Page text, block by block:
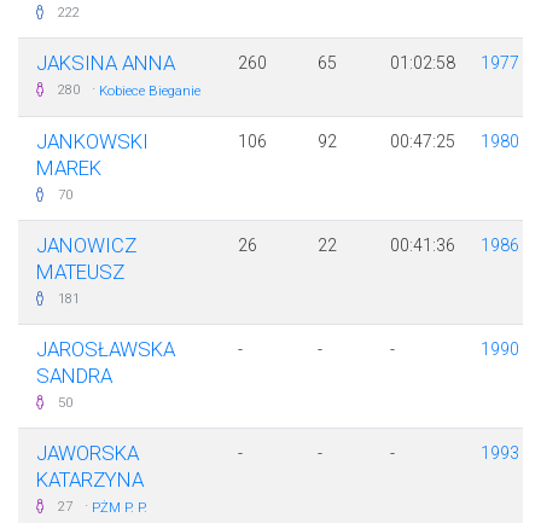
222
JAKSINA ANNA
280 · Kobiece Bieganie
260 65 01:02:58 1977
JANKOWSKI
MAREK
70
106 92 00:47:25 1980
JANOWICZ
MATEUSZ
181
26 22 00:41:36 1986
JAROSŁAWSKA
SANDRA
50
- - - 1990
JAWORSKA
KATARZYNA
27 · PŻM P. P.
- - - 1993